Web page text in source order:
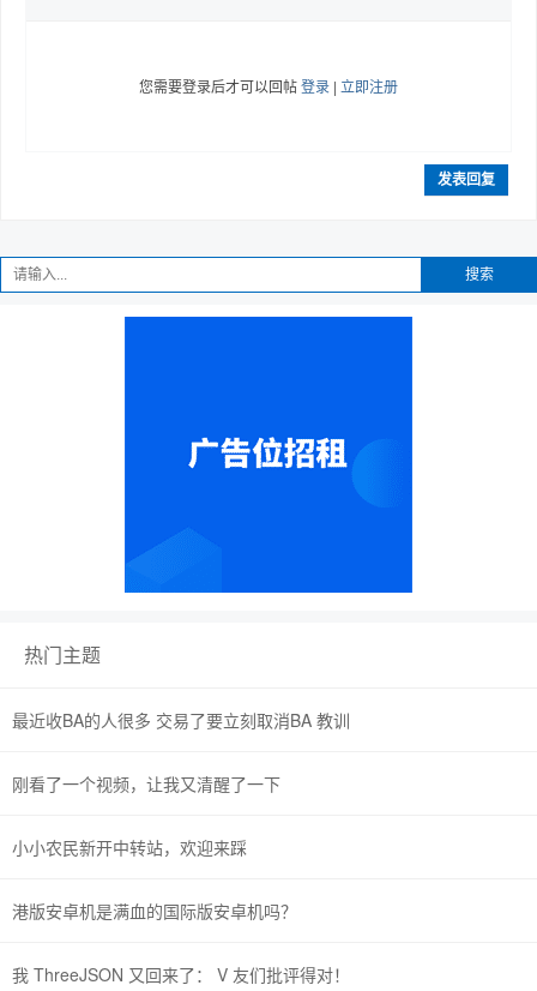
您需要登录后才可以回帖登录 | 立即注册
发表回复
搜索
热门主题
最近收BA的人很多 交易了要立刻取消BA 教训
刚看了一个视频，让我又清醒了一下
小小农民新开中转站，欢迎来踩
港版安卓机是满血的国际版安卓机吗？
我 ThreeJSON 又回来了： V 友们批评得对！